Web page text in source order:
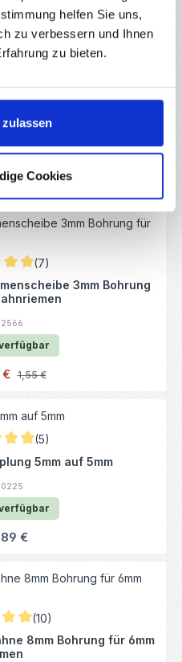
helfen Sie uns,
zu verbessern und Ihnen
zu bieten.
Cookies
Preis:
€
Bewertung von 4.92 von
Preis:
€
Bewertung von 4.93 von
(7)
3mm Bohrung
€ Regulärer Preis:
1,55 €
Bewertung von 5 von 5
(5)
5mm auf 5mm
Preis:
€
Bewertung von 5 von 5
(10)
6mm